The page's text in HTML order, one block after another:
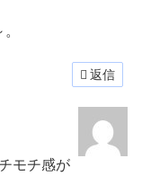
返信
モチ感が